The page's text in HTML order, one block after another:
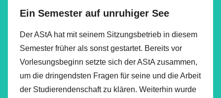
Ein Semester auf unruhiger See
Der AStA hat mit seinem Sitzungsbetrieb in diesem
Semester früher als sonst gestartet. Bereits vor
Vorlesungsbeginn setzte sich der AStA zusammen,
um die dringendsten Fragen für seine und die Arbeit
der Studierendenschaft zu klären. Weiterhin wurde